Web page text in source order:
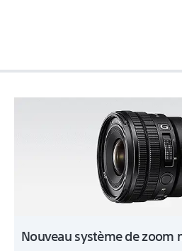
Nouveau système de zoom